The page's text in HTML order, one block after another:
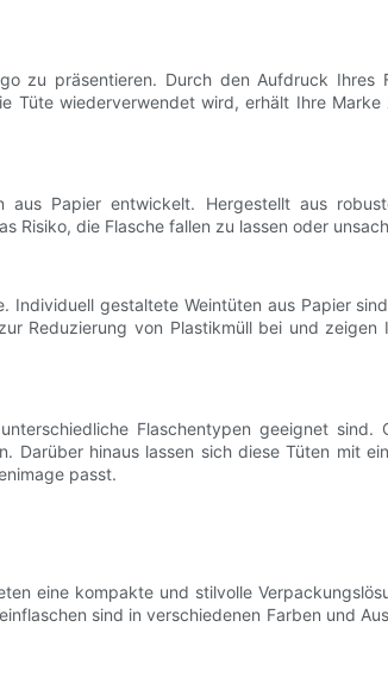
zu präsentieren. Durch den Aufdruck Ihres
wiederverwendet wird, erhält Ihre Marke
Papier entwickelt. Hergestellt aus
Risiko, die Flasche fallen zu lassen oder
gestaltete Weintüten aus Papier
Reduzierung von Plastikmüll bei und zeigen
Flaschentypen geeignet sind.
hinaus lassen sich diese Tüten mit
passt.
eine kompakte und stilvolle
sind in verschiedenen Farben und